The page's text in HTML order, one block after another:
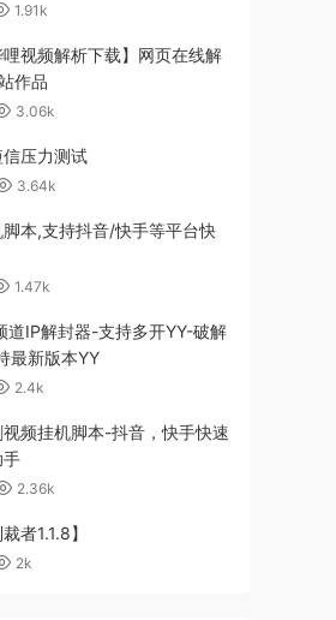
1.91k
哩视频解析下载】网页在线解
作品
3.06k
压力测试
3.64k
本,支持抖音/快手等平台快
1.47k
道IP解封器-支持多开YY-破解
最新版本YY
2.4k
视频挂机脚本-抖音，快手快速
手
2.36k
者1.1.8】
2k